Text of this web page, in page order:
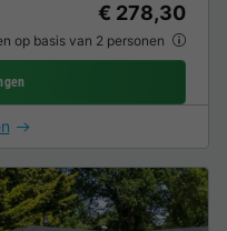
€ 278,30
op basis van 2 personen